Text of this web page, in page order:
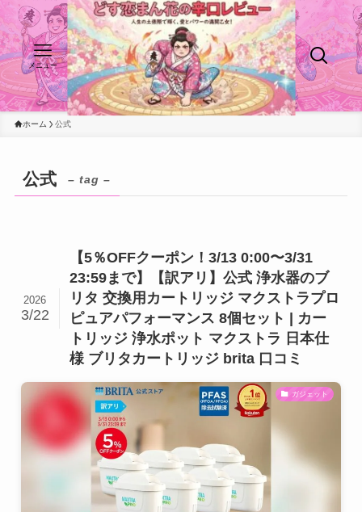
メニュー
ホーム 公式
公式 – tag –
【5％OFFクーポン！3/13 0:00〜3/31
23:59まで】【訳アリ】公式 浄水器のブ
リタ 交換用カートリッジ マクストラプロ
ピュアパフォーマンス 8個セット | カー
トリッジ 浄水ポット マクストラ 日本仕
様 ブリタカートリッジ brita 口コミ
2026
3/22
ガジェット